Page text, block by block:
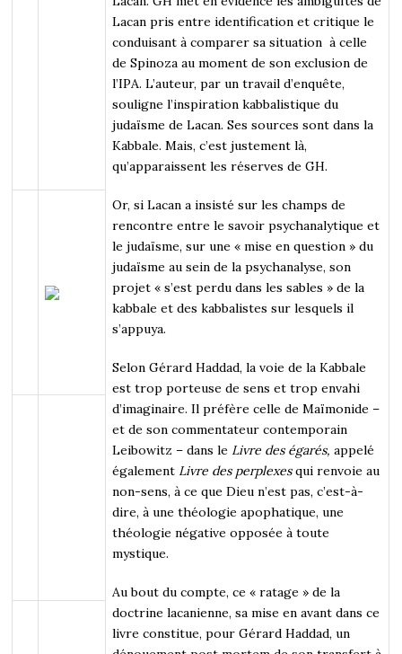
Lacan pris entre identification et critique le
conduisant à comparer sa situation à celle
de Spinoza au moment de son exclusion de
l’IPA. L’auteur, par un travail d’enquête,
souligne l’inspiration kabbalistique du
judaïsme de Lacan. Ses sources sont dans la
Kabbale. Mais, c’est justement là,
qu’apparaissent les réserves de GH.
Or, si Lacan a insisté sur les champs de
rencontre entre le savoir psychanalytique et
le judaïsme, sur une « mise en question » du
judaïsme au sein de la psychanalyse, son
projet « s’est perdu dans les sables » de la
kabbale et des kabbalistes sur lesquels il
s’appuya.
Selon Gérard Haddad, la voie de la Kabbale
est trop porteuse de sens et trop envahi
d’imaginaire. Il préfère celle de Maïmonide –
et de son commentateur contemporain
Leibowitz – dans le Livre des égarés,appelé
également Livre des perplexesqui renvoie au
non-sens, à ce que Dieu n’est pas, c’est-à-
dire, à une théologie apophatique, une
théologie négative opposée à toute
mystique.
Au bout du compte, ce « ratage » de la
doctrine lacanienne, sa mise en avant dans ce
livre constitue, pour Gérard Haddad, un